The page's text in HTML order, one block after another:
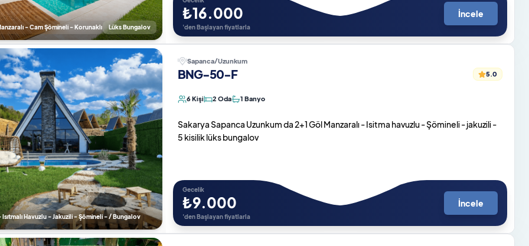
- Cam Şömineli - Korunaklı Lüks Bungalov
₺16.000
'den Başlayan fiyatlarla
İncele
Isıtmalı Havuzlu - Jakuzili - Şömineli - / Bungalov
Sapanca/Uzunkum
BNG-50-F 5.0
6 Kişi 2 Oda 1 Banyo
Sakarya Sapanca Uzunkum da 2+1 Göl Manzaralı - Isitma havuzlu - Şömineli - jakuzili -
5 kisilik lüks bungalov
Gecelik
₺9.000
'den Başlayan fiyatlarla
İncele